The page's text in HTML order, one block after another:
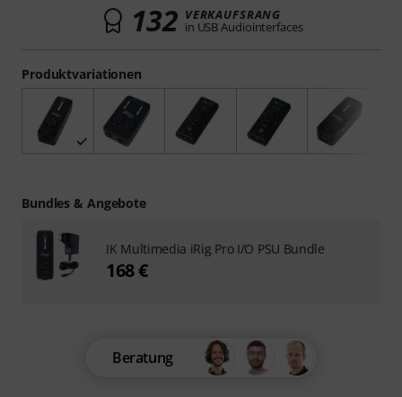
Produktvariationen
132 VERKAUFSRANG
in USB Audiointerfaces
Beratung
Bundles & Angebote
IK Multimedia iRig Pro I/O PSU Bundle
168 €